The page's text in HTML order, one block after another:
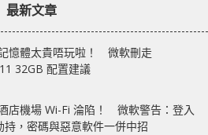
最新文章
憶體太貴唔玩啦！ 微軟刪走
32GB 配置建議
店機場 Wi-Fi 淪陷！ 微軟警告：登入
持，密碼與惡意軟件一併中招